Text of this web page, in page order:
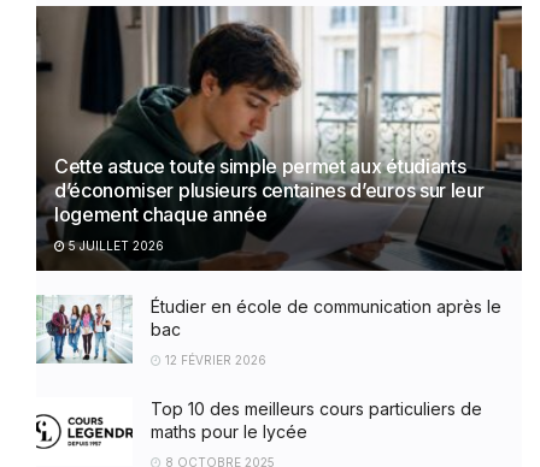
Cette astuce toute simple permet aux étudiants
d’économiser plusieurs centaines d’euros sur leur
logement chaque année
5 JUILLET 2026
Étudier en école de communication après le
bac
12 FÉVRIER 2026
Top 10 des meilleurs cours particuliers de
maths pour le lycée
8 OCTOBRE 2025